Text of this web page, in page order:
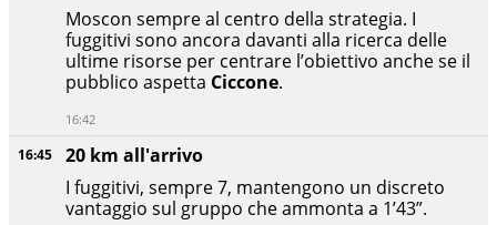
16:45
20 km all'arrivo
I fuggitivi, sempre 7, mantengono un discreto
vantaggio sul gruppo che ammonta a 1’43”.
Moscon sempre al centro della strategia. I
fuggitivi sono ancora davanti alla ricerca delle
ultime risorse per centrare l’obiettivo anche se il
pubblico aspetta Ciccone.
16:42